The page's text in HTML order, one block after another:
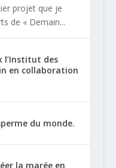
projet que je
de « Demain...
l’Institut des
en collaboration
du monde.
la marée en